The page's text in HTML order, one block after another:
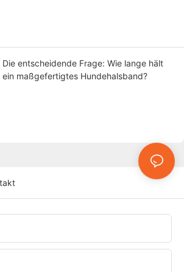
Die entscheidende Frage: Wie lange hält
ein maßgefertigtes Hundehalsband?